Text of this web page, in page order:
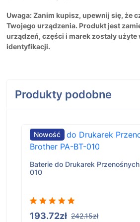
Uwaga: Zanim kupisz, upewnij się, że
Twojego urządzenia. Produkt jest
urządzeń, części i marek zostały użyte
identyfikacji.
Produkty podobne
Nowość
Baterie do Drukarek
010
193.72zł 242.15zł